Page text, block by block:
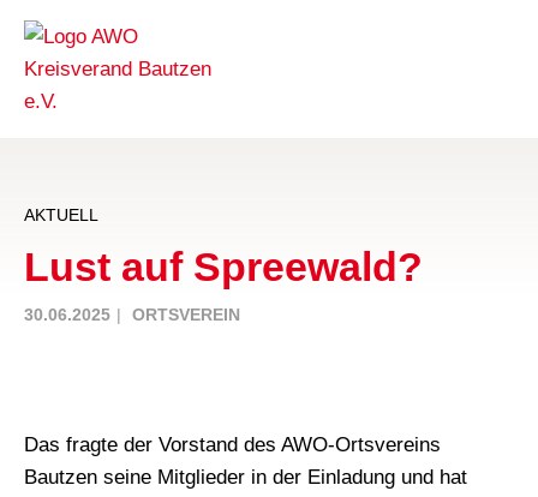
AKTUELL
Lust auf Spreewald?
30.06.2025 ORTSVEREIN
Das fragte der Vorstand des AWO-Ortsvereins
Bautzen seine Mitglieder in der Einladung und hat